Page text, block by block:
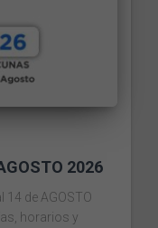
2026
de AGOSTO
horarios y